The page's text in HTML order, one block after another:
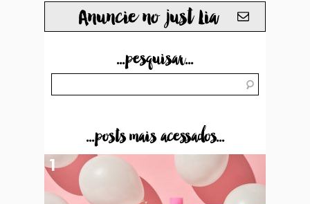
Anuncie no just Lia
...pesquisar...
...posts mais acessados...
1